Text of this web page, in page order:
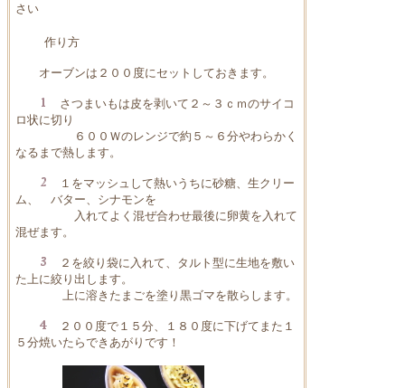
さい
作り方
オーブンは２００度にセットしておきます。
さつまいもは皮を剥いて２～３ｃｍのサイコ
ロ状に切り
６００Ｗのレンジで約５～６分やわらかく
なるまで熱します。
１をマッシュして熱いうちに砂糖、生クリー
ム、 バター、シナモンを
入れてよく混ぜ合わせ最後に卵黄を入れて
混ぜます。
２を絞り袋に入れて、タルト型に生地を敷い
た上に絞り出します。
上に溶きたまごを塗り黒ゴマを散らします。
２００度で１５分、１８０度に下げてまた１
５分焼いたらできあがりです！